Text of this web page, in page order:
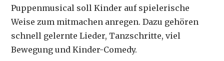
Puppenmusical soll Kinder auf spielerische
Weise zum mitmachen anregen. Dazu gehören
schnell gelernte Lieder, Tanzschritte, viel
Bewegung und Kinder-Comedy.